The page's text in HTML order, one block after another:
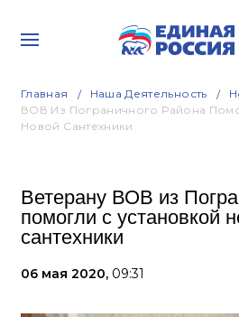
Главная Наша Деятельность
ВОВ Из Пограничного Района
Новой Сантехники
Ветерану ВОВ из
помогли с установкой
сантехники
06 мая 2020, 09:31